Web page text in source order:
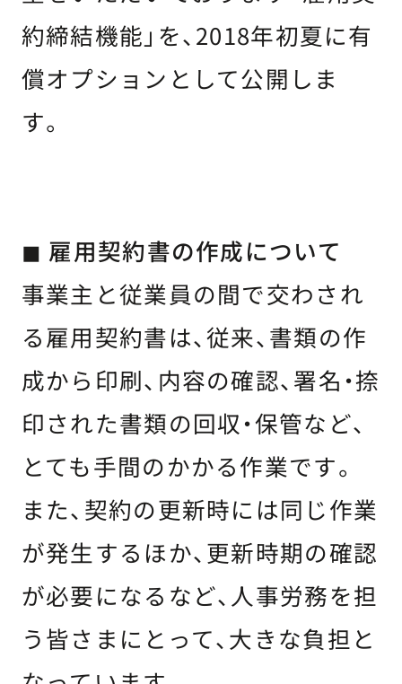
約締結機能」を、2018年初夏に有
償オプションとして公開しま
す。
◼ 雇用契約書の作成について
事業主と従業員の間で交わされ
る雇用契約書は、従来、書類の作
成から印刷、内容の確認、署名・捺
印された書類の回収・保管など、
とても手間のかかる作業です。
また、契約の更新時には同じ作業
が発生するほか、更新時期の確認
が必要になるなど、人事労務を担
う皆さまにとって、大きな負担と